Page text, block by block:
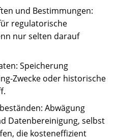
und Bestimmungen:
regulatorische
nur selten darauf
Speicherung
Zwecke oder historische
Abwägung
Datenbereinigung, selbst
die kosteneffizient